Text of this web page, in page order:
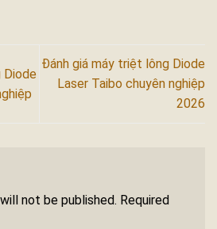
Diode
Đánh giá máy triệt lông Diode
Laser Taibo chuyên nghiệp
2026
not be published. Required